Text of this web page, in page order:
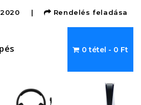
| Rendelés feladása
0 tétel - 0 Ft